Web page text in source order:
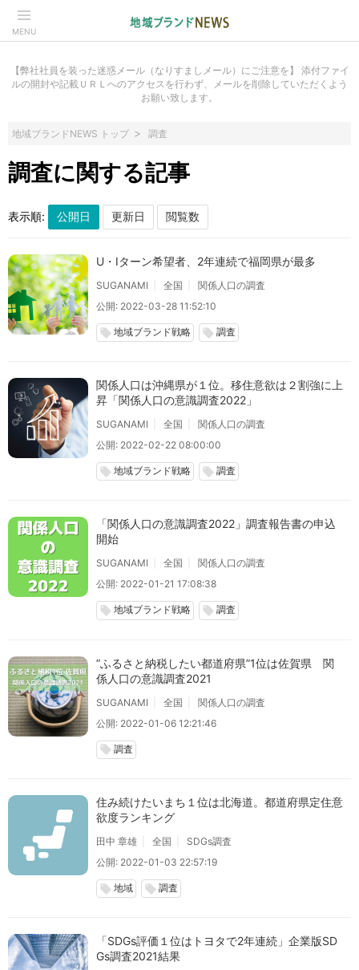
MENU
【弊社社員を装った迷惑メール（なりすましメール）にご注意を】 添付ファイ
ルの開封や記載ＵＲＬへのアクセスを行わず、メールを削除していただくよう
お願い致します。
地域ブランドNEWS トップ 調査
調査に関する記事
表示順:
U・Iターン希望者、2年連続で福岡県が最多
SUGANAMI 全国
関係人口の調査
公開: 2022-03-28 11:52:10
local_offer 地域ブランド戦略 local_offer 調査
関係人口は沖縄県が１位。移住意欲は２割強に上
昇「関係人口の意識調査2022」
SUGANAMI 全国
関係人口の調査
公開: 2022-02-22 08:00:00
local_offer 地域ブランド戦略 local_offer 調査
「関係人口の意識調査2022」調査報告書の申込
開始
SUGANAMI 全国
関係人口の調査
公開: 2022-01-21 17:08:38
local_offer 地域ブランド戦略 local_offer 調査
”ふるさと納税したい都道府県”1位は佐賀県 関
係人口の意識調査2021
SUGANAMI 全国
関係人口の調査
公開: 2022-01-06 12:21:46
local_offer 調査
住み続けたいまち１位は北海道。都道府県定住意
欲度ランキング
田中 章雄 全国
SDGs調査
公開: 2022-01-03 22:57:19
local_offer 地域 local_offer 調査
「SDGs評価１位はトヨタで2年連続」企業版SD
Gs調査2021結果